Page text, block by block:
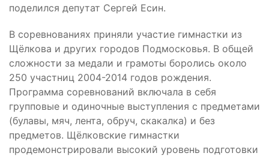
поделился депутат Сергей Есин.
В соревнованиях приняли участие гимнастки из
Щёлкова и других городов Подмосковья. В общей
сложности за медали и грамоты боролись около
250 участниц 2004-2014 годов рождения.
Программа соревнований включала в себя
групповые и одиночные выступления с предметами
(булавы, мяч, лента, обруч, скакалка) и без
предметов. Щёлковские гимнастки
продемонстрировали высокий уровень подготовки